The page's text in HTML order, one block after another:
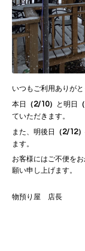
いつもご利用ありがと
本日
（2/10） と明日 （
ていただきます。
また、明後日
（2/12）
ます。
お客様にはご不便を
願い申し上げます。
物預り屋 店長